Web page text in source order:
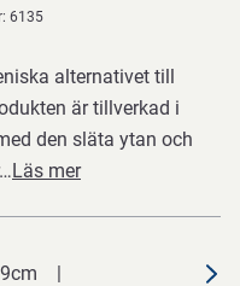
6135
alternativet till
är tillverkad i
den släta ytan och
Läs mer